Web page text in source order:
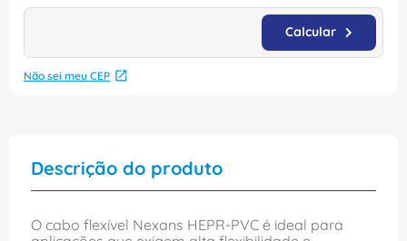
Não sei meu CEP
Descrição do produto
O cabo flexível Nexans HEPR-PVC é ideal para